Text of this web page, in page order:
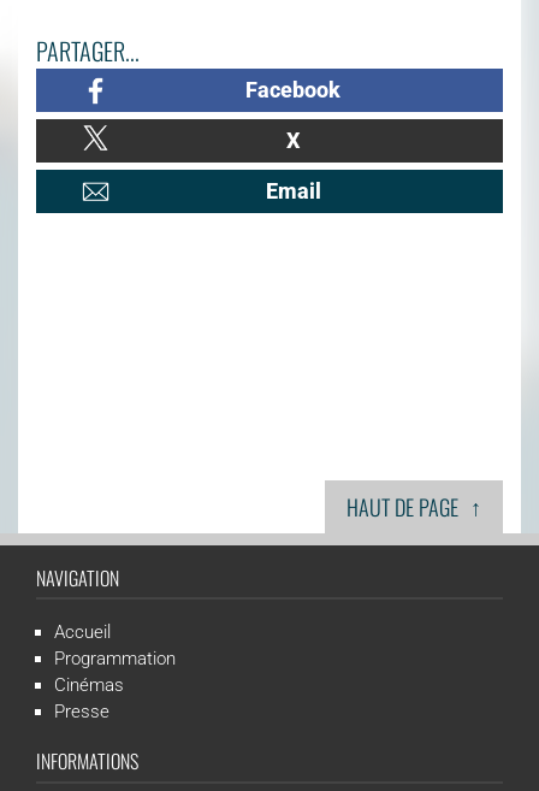
PARTAGER...
Facebook
X
Email
HAUT DE PAGE ↑
NAVIGATION
Accueil
Programmation
Cinémas
Presse
INFORMATIONS